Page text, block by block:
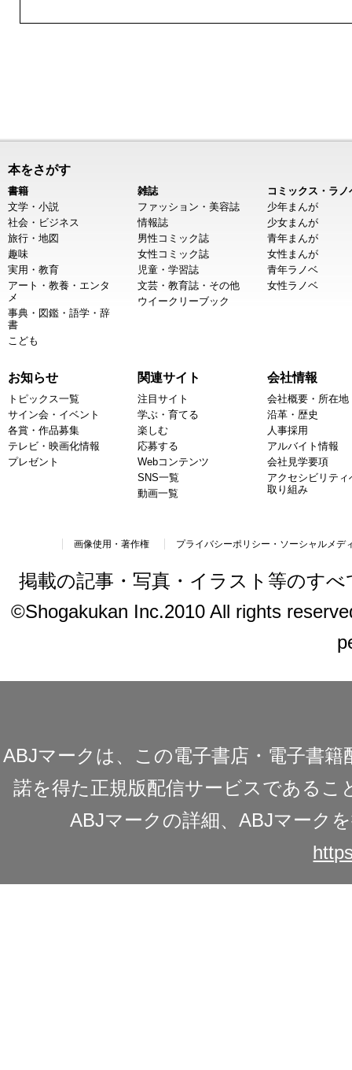
本をさがす
書籍
文学・小説
社会・ビジネス
旅行・地図
趣味
実用・教育
アート・教養・エンタ
メ
事典・図鑑・語学・辞
書
こども
雑誌
ファッション・美容誌
情報誌
男性コミック誌
女性コミック誌
児童・学習誌
文芸・教育誌・その他
ウイークリーブック
コミックス・ラノ
少年まんが
少女まんが
青年まんが
女性まんが
青年ラノベ
女性ラノベ
お知らせ
トピックス一覧
サイン会・イベント
各賞・作品募集
テレビ・映画化情報
プレゼント
関連サイト
注目サイト
学ぶ・育てる
楽しむ
応募する
Webコンテンツ
SNS一覧
動画一覧
会社情報
会社概要・所在地
沿革・歴史
人事採用
アルバイト情報
会社見学要項
アクセシビリティ
取り組み
画像使用・著作権 プライバシーポリシー・ソーシャルメデ
掲載の記事・写真・イラスト等のす
©Shogakukan Inc.2010 All rights
ABJマークは、この電子書店・電子書
諾を得た正規版配信サービスであるこ
ABJマークの詳細、ABJマーク